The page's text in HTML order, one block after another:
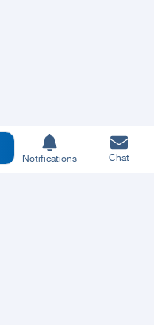
Notifications Chat